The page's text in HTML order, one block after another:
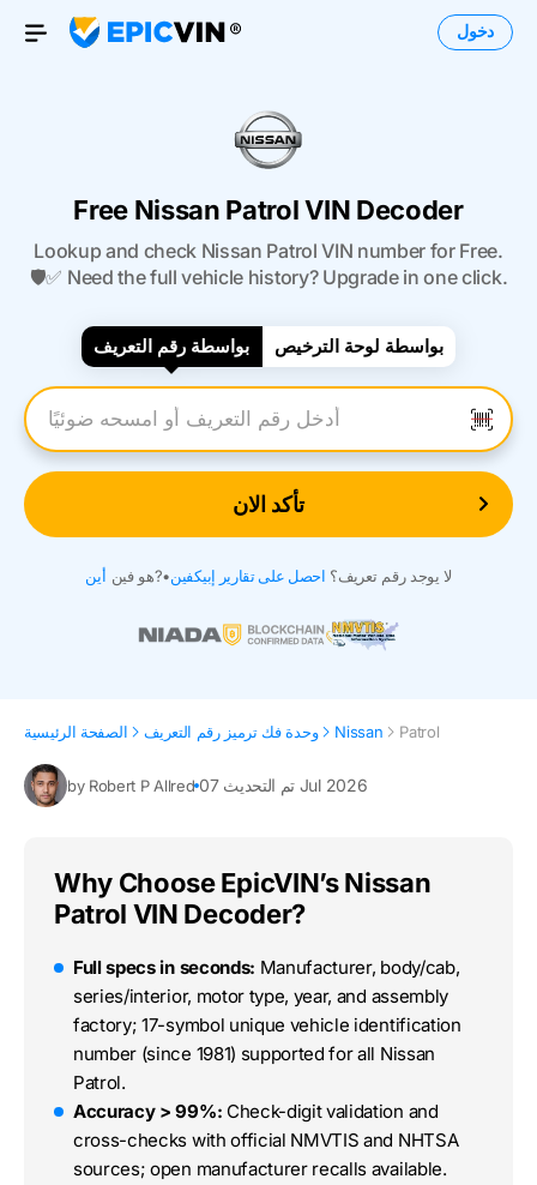
Open Menu
دخول
Free Nissan Patrol VIN Decoder
Lookup and check Nissan Patrol VIN number for Free.
🛡️✅ Need the full vehicle history? Upgrade in one click.
بواسطة رقم التعريف بواسطة لوحة الترخيص
أدخل رقم التعريف
تأكد الان
أين هو فين?• لا يوجد رقم تعريف؟ احصل على تقارير إبيكفين
الصفحة الرئيسية وحدة فك ترميز رقم التعريف Nissan Patrol
by Robert P Allred تم التحديث 07 Jul 2026
Why Choose EpicVIN’s Nissan
Patrol VIN Decoder?
Full specs in seconds: Manufacturer, body/cab,
series/interior, motor type, year, and assembly
factory; 17-symbol unique vehicle identification
number (since 1981) supported for all Nissan
Patrol.
Accuracy > 99%: Check-digit validation and
cross-checks with official NMVTIS and NHTSA
sources; open manufacturer recalls available.